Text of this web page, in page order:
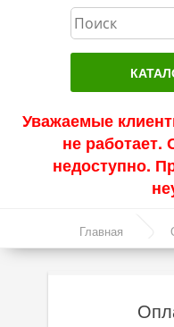
Актуальные
Акции
Минеральные
Уважаемые
не работает.
недоступно.
Главная